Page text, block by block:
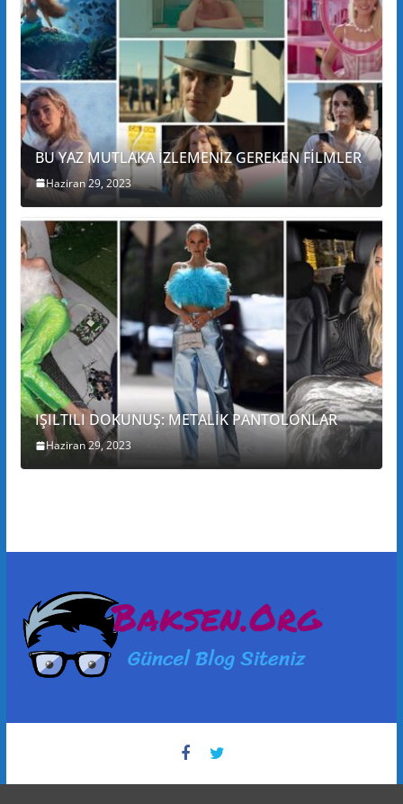
BU YAZ MUTLAKA İZLEMENİZ GEREKEN FİLMLER
Haziran 29, 2023
IŞILTILI DOKUNUŞ: METALİK PANTOLONLAR
Haziran 29, 2023